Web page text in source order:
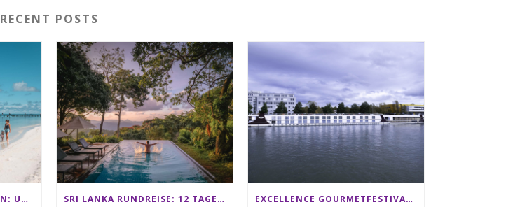
RECENT POSTS
CLUB MED KANI MALEDIVEN: UNSERE ERFAHRUNGEN IM ALL-INCLUSIVE PARADIES SRI LANKA RUNDREISE: 12 TAGE ZWISCHEN ELEFANTEN, TEEPLANTAGEN & STRAND ALS FAMILIE EXCELLENCE GOURMETFESTIVAL ´25: ZWEI STERNEKÖCHE ANTONIO GUIDA & DARIO MORESCO VERWÖHNEN IHRE GÄSTE AUF EINER LUXERIÖSEN SCHIFFSREISE